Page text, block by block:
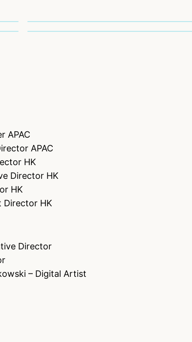
APAC
APAC
HK
Director HK
HK
Director HK
Director
– Digital Artist